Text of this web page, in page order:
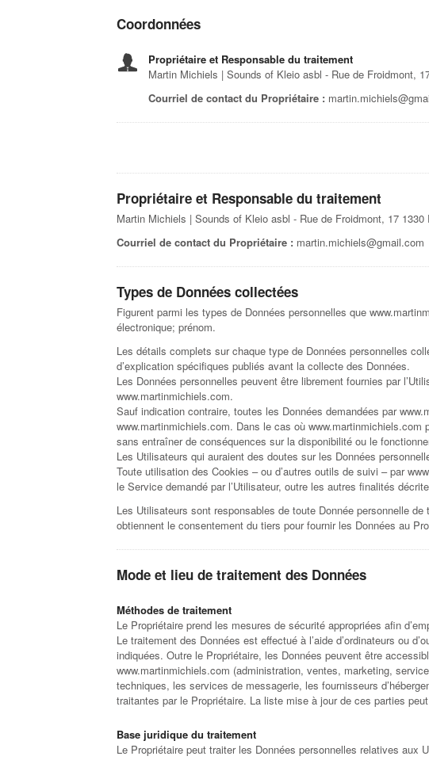
Coordonnées
Propriétaire et Responsable du traitement
Martin Michiels | Sounds of Kleio asbl - Rue de Froidmont,
Courriel de contact du Propriétaire :
Propriétaire et Responsable du traitement
Martin Michiels | Sounds of Kleio asbl - Rue de Froidmont, 17
Courriel de contact du Propriétaire : martin.michiels@gmail.com
Types de Données collectées
Figurent parmi les types de Données personnelles que
électronique; prénom.
Les détails complets sur chaque type de Données personnelles
d’explication spécifiques publiés avant la collecte des Données.
Les Données personnelles peuvent être librement fournies par
www.martinmichiels.com.
Sauf indication contraire, toutes les Données demandées par
www.martinmichiels.com. Dans le cas où
sans entraîner de conséquences sur la disponibilité ou le
Les Utilisateurs qui auraient des doutes sur les Données
Toute utilisation des Cookies – ou d’autres outils de suivi – par
le Service demandé par l’Utilisateur, outre les autres finalités
Les Utilisateurs sont responsables de toute Donnée personnelle
obtiennent le consentement du tiers pour fournir les Données au
Mode et lieu de traitement des Données
Méthodes de traitement
Le Propriétaire prend les mesures de sécurité appropriées afin
Le traitement des Données est effectué à l’aide d’ordinateurs ou
indiquées. Outre le Propriétaire, les Données peuvent être
www.martinmichiels.com (administration, ventes, marketing,
techniques, les services de messagerie, les fournisseurs
traitantes par le Propriétaire. La liste mise à jour de ces parties
Base juridique du traitement
Le Propriétaire peut traiter les Données personnelles relatives aux